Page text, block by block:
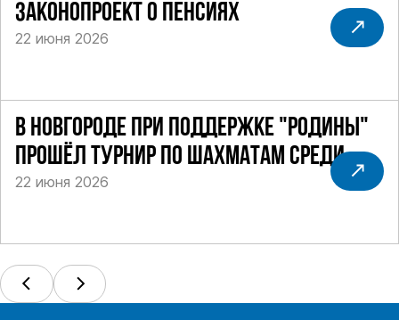
ЗАКОНОПРОЕКТ О ПЕНСИЯХ
22 июня 2026
В НОВГОРОДЕ ПРИ ПОДДЕРЖКЕ "РОДИНЫ"
ПРОШЁЛ ТУРНИР ПО ШАХМАТАМ СРЕДИ
СИЛОВИКОВ
22 июня 2026